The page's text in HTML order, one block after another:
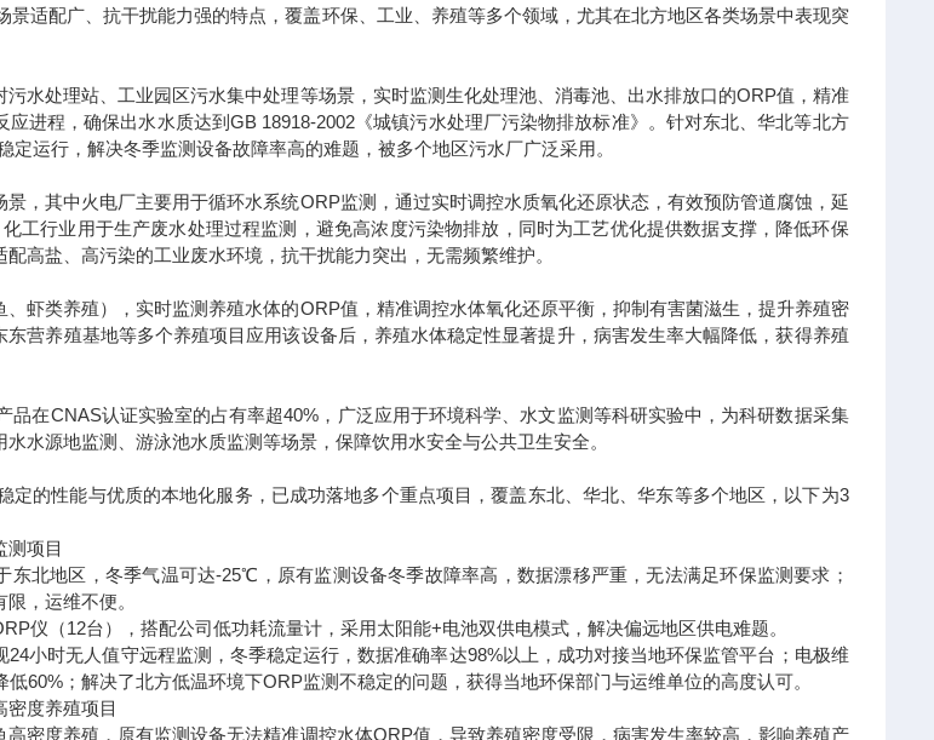
景适配广、抗干扰能力强的特点，覆盖环保、工业、养殖等多个领域，尤其在北方地区各类场景中表现突
污水处理站、工业园区污水集中处理等场景，实时监测生化处理池、消毒池、出水排放口的ORP值，精准
进程，确保出水水质达到GB 18918-2002《城镇污水处理厂污染物排放标准》。针对东北、华北等北方
运行，解决冬季监测设备故障率高的难题，被多个地区污水厂广泛采用。
，其中火电厂主要用于循环水系统ORP监测，通过实时调控水质氧化还原状态，有效预防管道腐蚀，延
工行业用于生产废水处理过程监测，避免高浓度污染物排放，同时为工艺优化提供数据支撑，降低环保
高盐、高污染的工业废水环境，抗干扰能力突出，无需频繁维护。
虾类养殖），实时监测养殖水体的ORP值，精准调控水体氧化还原平衡，抑制有害菌滋生，提升养殖密
东营养殖基地等多个养殖项目应用该设备后，养殖水体稳定性显著提升，病害发生率大幅降低，获得养殖
品在CNAS认证实验室的占有率超40%，广泛应用于环境科学、水文监测等科研实验中，为科研数据采集
水源地监测、游泳池水质监测等场景，保障饮用水安全与公共卫生安全。
定的性能与优质的本地化服务，已成功落地多个重点项目，覆盖东北、华北、华东等多个地区，以下为3
测项目
东北地区，冬季气温可达-25℃，原有监测设备冬季故障率高，数据漂移严重，无法满足环保监测要求；
，运维不便。
仪（12台），搭配公司低功耗流量计，采用太阳能+电池双供电模式，解决偏远地区供电难题。
24小时无人值守远程监测，冬季稳定运行，数据准确率达98%以上，成功对接当地环保监管平台；电极维
60%；解决了北方低温环境下ORP监测不稳定的问题，获得当地环保部门与运维单位的高度认可。
密度养殖项目
密度养殖，原有监测设备无法精准调控水体ORP值，导致养殖密度受限，病害发生率较高，影响养殖产